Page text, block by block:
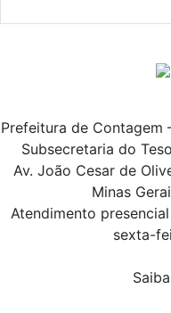
Prefeitura de Contagem
Subsecretaria do
Av. João Cesar de
Minas
Atendimento
sexta-